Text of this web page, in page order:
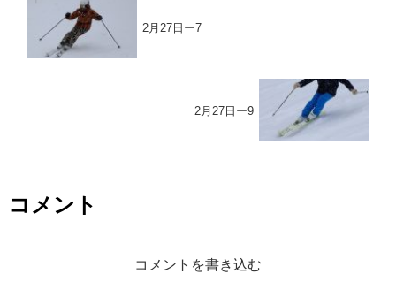
2月27日ー7
2月27日ー9
コメント
コメントを書き込む